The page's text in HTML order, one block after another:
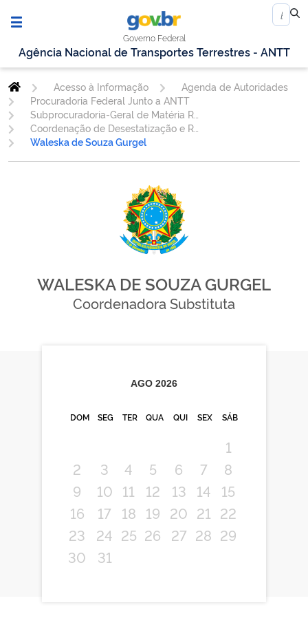
Governo Federal
Agência Nacional de Transportes Terrestres - ANTT
Acesso à Informação
Agenda de Autoridades
Procuradoria Federal Junto a ANTT
Subprocuradoria-Geral de Matéria Regulatória - SUBREG
Coordenação de Desestatização e Regulação - CDREG
Waleska de Souza Gurgel
WALESKA DE SOUZA GURGEL
Coordenadora Substituta
AGO 2026
DOM SEG TER QUA QUI SEX SÁB
1
2
3 4 5 6 7
8
9
10 11 12 13 14
15
16
17 18 19 20 21
22
23
24 25 26 27 28 29
30
31